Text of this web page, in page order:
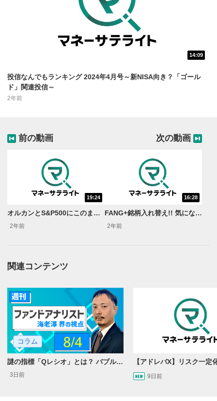
動画を再生または一時停止します。
10秒戻し/10秒送り
10秒、動画を巻き戻し/早送りします。
するとその位置から動画が再生されます。
全画面表示
動画が全画面で表示されます。再度クリックすると元
のサイズに戻ります。
14:09
投信なんでもランキング 2024年4月号～新NISA向き？「ゴール
ド」関連投信～
2年前
前の動画
19:24
オルカンとS&P500にこのまま投資を続けていても大丈夫？【ウレスジ！投信ランキング2024年8月号】
2年前
次の動画
16:28
FANG+銘柄入れ替え!! 気になる新銘柄は？【ウレスジ！投信ランキング2024年10月号】
2年前
関連コンテンツ
コラム
謎の指標「Qレシオ」とは？ バブルから得る教訓
3日前 9日前